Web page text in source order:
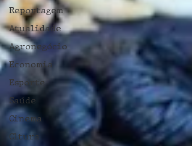
Reportagem
Atualidade
Agronegócio
Economia
Esporte
Saúde
Cinema
Cltura